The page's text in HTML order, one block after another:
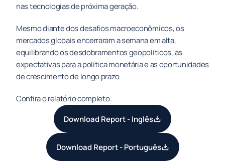
nas tecnologias de próxima geração.
Mesmo diante dos desafios macroeconômicos, os
mercados globais encerraram a semana em alta,
equilibrando os desdobramentos geopolíticos, as
expectativas para a política monetária e as oportunidades
de crescimento de longo prazo.
Confira o relatório completo.
Download Report - Inglês
Download Report - Português